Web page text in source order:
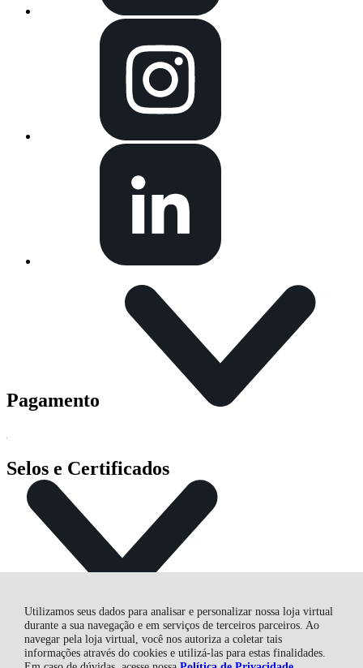
Utilizamos seus dados para analisar e personalizar nossa loja virtual
durante a sua navegação e em serviços de terceiros parceiros. Ao
navegar pela loja virtual, você nos autoriza a coletar tais
informações através do cookies e utilizá-las para estas finalidades.
Pagamento
Selos e Certificados
CASA DAS FURADEIRAS FERTEMP COMERCIAL LTDA,